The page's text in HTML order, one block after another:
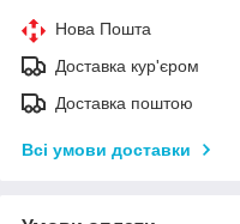
Нова Пошта
Доставка кур'єром
Доставка поштою
Всі умови доставки